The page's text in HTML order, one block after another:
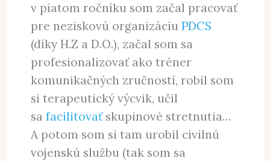
v piatom ročníku som začal pracovať
pre neziskovú organizáciu PDCS
(díky H.Z a D.O.), začal som sa
profesionalizovať ako tréner
komunikačných zručností, robil som
si terapeutický výcvik, učil
sa facilitovaťskupinové stretnutia…
A potom som si tam urobil civilnú
vojenskú službu (tak som sa